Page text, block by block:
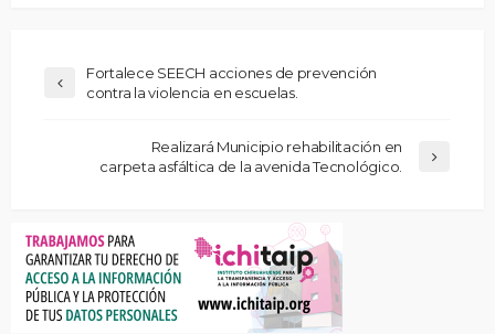
Fortalece SEECH acciones de prevención
contra la violencia en escuelas.
Realizará Municipio rehabilitación en
carpeta asfáltica de la avenida Tecnológico.